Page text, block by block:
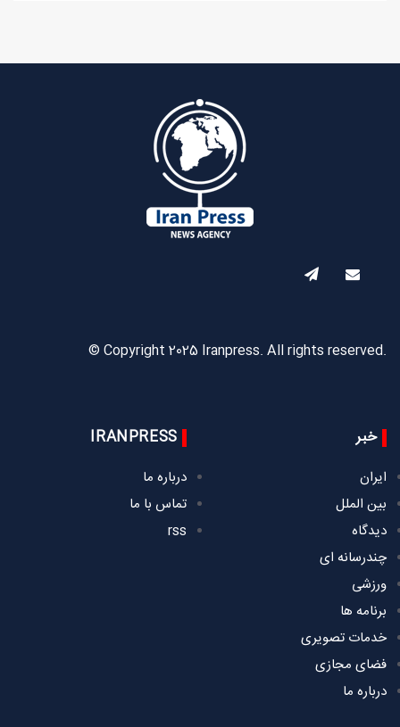
© Copyright 2025 Iranpress. All rights reserved.
خبر
ایران
بین الملل
دیدگاه
چندرسانه ای
ورزشی
برنامه ها
خدمات تصویری
فضای مجازی
درباره ما
IRANPRESS
درباره ما
تماس با ما
rss